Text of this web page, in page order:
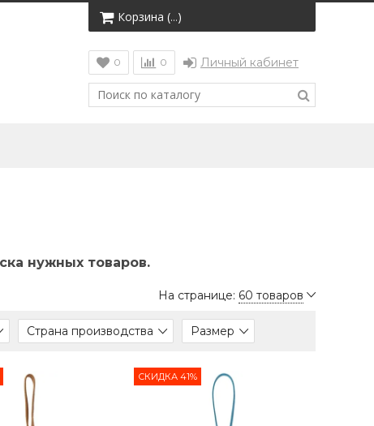
Корзина (…)
0 0 Личный кабинет
нужных товаров.
На странице: 60 товаров
Страна производства Размер
СКИДКА 41%